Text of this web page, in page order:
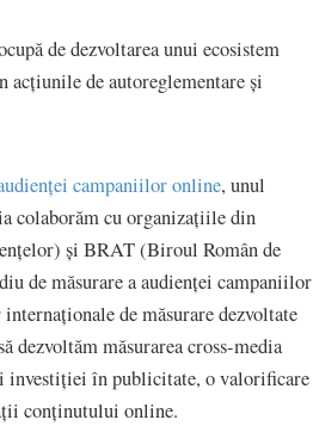
de dezvoltarea unui ecosistem
acțiunile de autoreglementare și
campaniilor online, unul
colaborăm cu organizațiile din
și BRAT (Biroul Român de
de măsurare a audienței campaniilor
de măsurare dezvoltate
măsurarea cross-media
investiției în publicitate, o valorificare
conținutului online.